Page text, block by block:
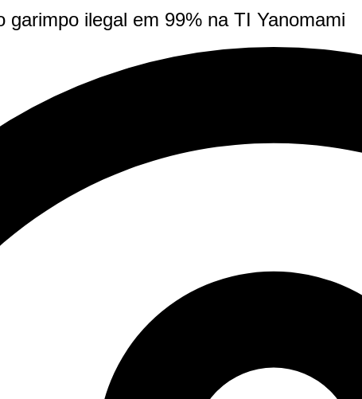
ilegal em 99% na TI Yanomami